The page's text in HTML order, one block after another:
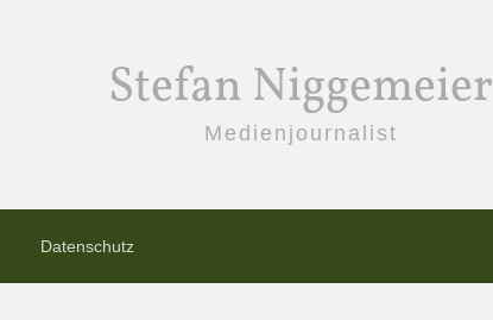
Stefan Niggemeier
Medienjournalist
Datenschutz